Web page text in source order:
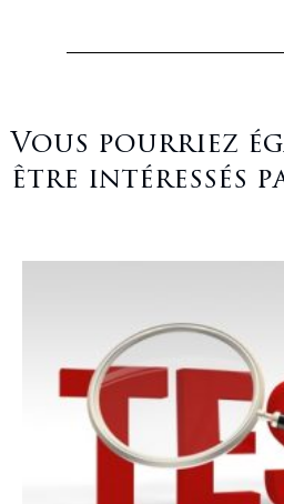
Vous pourriez
être intéressés